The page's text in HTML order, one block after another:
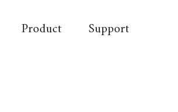
Product Support